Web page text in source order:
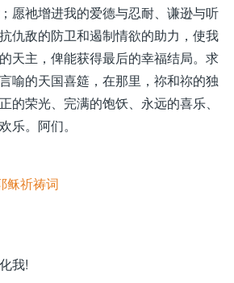
愿祂增进我的爱德与忍耐、谦逊与听
仇敌的防卫和遏制情欲的助力，使我
天主，俾能获得最后的幸福结局。求
喻的天国喜筵，在那里，祢和祢的独
的荣光、完满的饱饫、永远的喜乐、
乐。阿们。
稣祈祷词
我!